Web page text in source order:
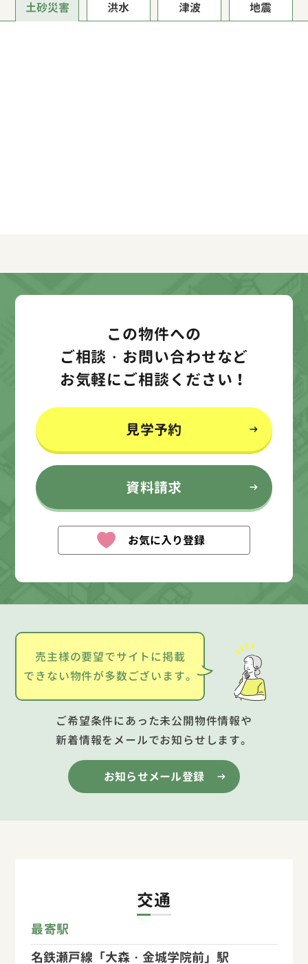
土砂災害 洪水 津波 地震
この物件への
ご相談・お問い合わせなど
お気軽にご相談ください！
見学予約
資料請求
お気に入り登録
売主様の要望でサイトに掲載
できない物件が多数ございます。
ご希望条件にあった未公開物件情報や
新着情報をメールでお知らせします。
お知らせメール登録
交通
最寄駅
名鉄瀬戸線「大森・金城学院前」駅